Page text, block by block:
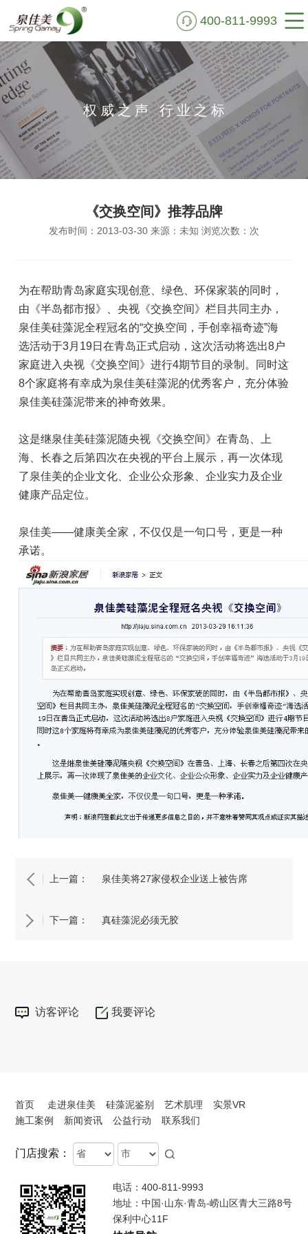
400-811-9993
首页
走进泉佳美
硅藻泥鉴别
艺术肌理
施工案例
招商加盟
联系我们
权威之声 行业之标
《交换空间》推荐品牌
发布时间：2013-03-30 来源：未知 浏览次数： 次
为在帮助青岛家庭实现创意、绿色、环保家装的同时，
由《半岛都市报》、央视《交换空间》栏目共同主办，
泉佳美硅藻泥全程冠名的“交换空间，手创幸福奇迹”海
选活动于3月19日在青岛正式启动，这次活动将选出8户
家庭进入央视《交换空间》进行4期节目的录制。同时这
8个家庭将有幸成为泉佳美硅藻泥的优秀客户，充分体验
泉佳美硅藻泥带来的神奇效果。
这是继泉佳美硅藻泥随央视《交换空间》在青岛、上
海、长春之后第四次在央视的平台上展示，再一次体现
了泉佳美的企业文化、企业公众形象、企业实力及企业
健康产品定位。
泉佳美——健康美全家，不仅仅是一句口号，更是一种
承诺。
上一篇： 泉佳美将27家侵权企业送上被告席
下一篇： 真硅藻泥必须无胶
访客评论 我要评论
首页 走进泉佳美 硅藻泥鉴别 艺术肌理
实景VR
施工案例
新闻资讯 公益行动 联系我们
门店搜索： Province City
电话：400-811-9993
地址：中国·山东·青岛-崂山区青大三路8号
保利中心11F